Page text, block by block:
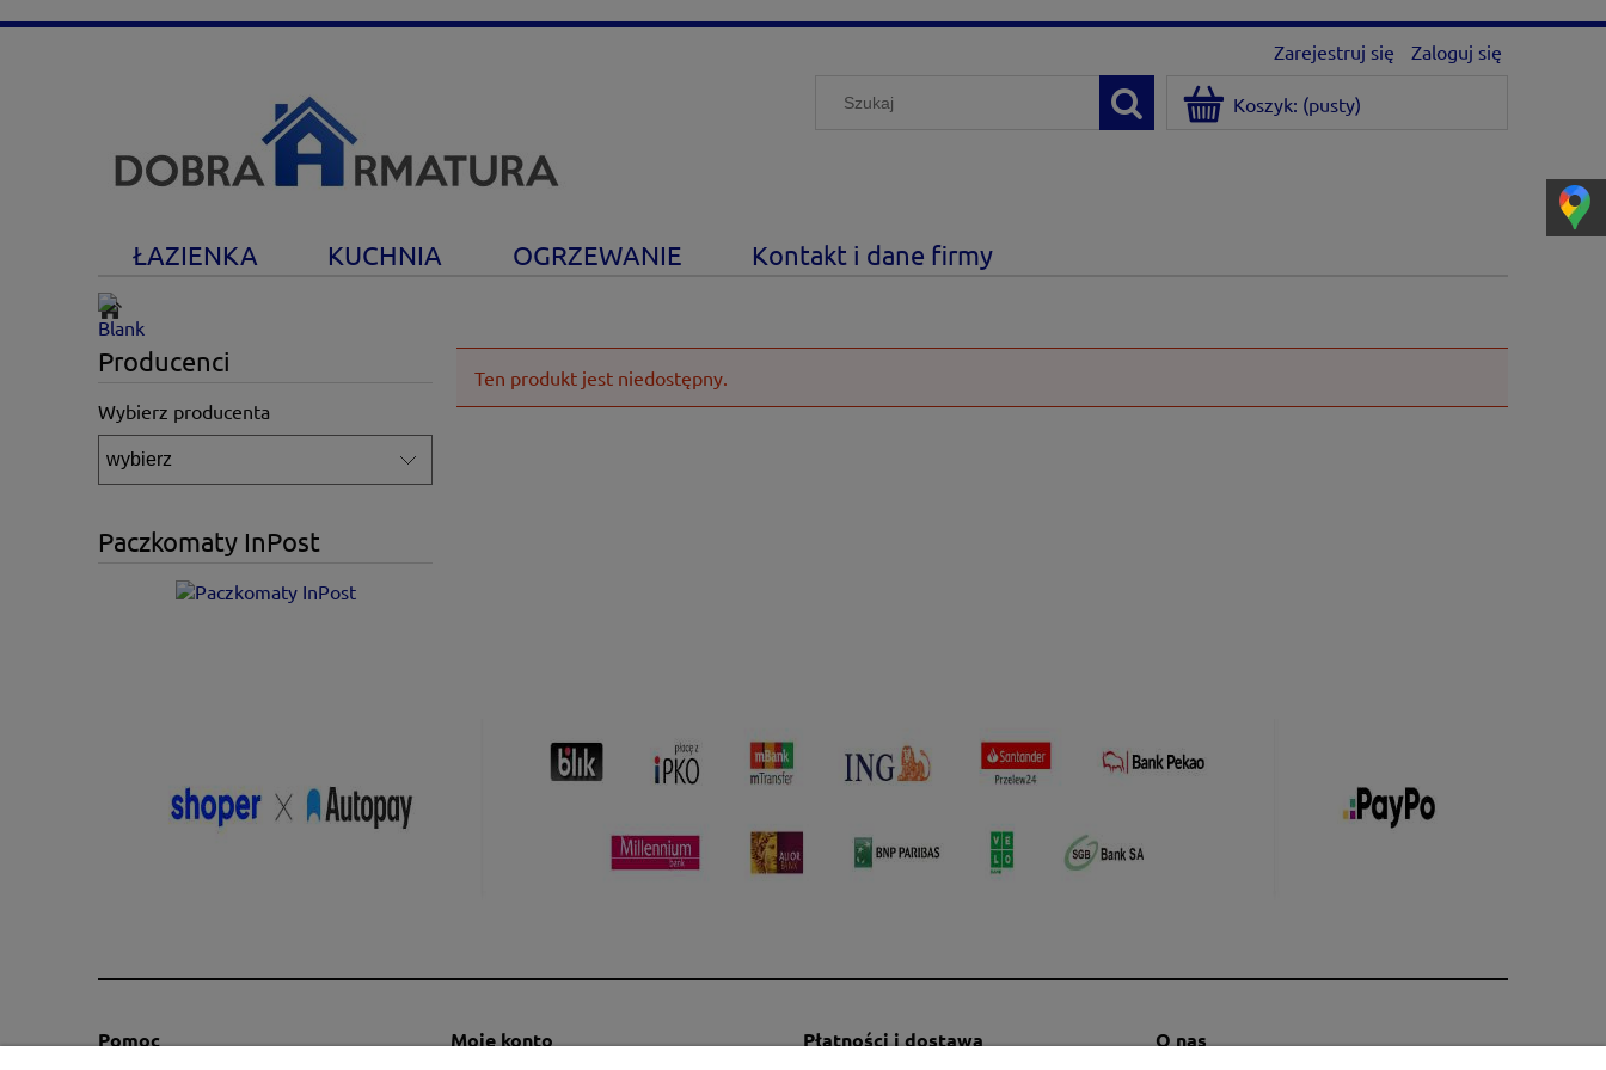
Zarejestruj się Zaloguj się
Koszyk: (pusty)
ŁAZIENKA KUCHNIA OGRZEWANIE Kontakt i dane firmy
Producenci
Wybierz producenta
Paczkomaty InPost
Ten produkt jest niedostępny.
Pomoc Moje konto Płatności i dostawa O nas